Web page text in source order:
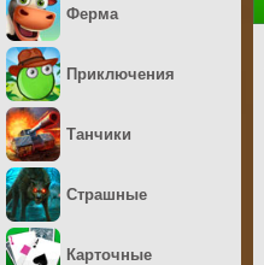
Ферма
Приключения
Танчики
Страшные
Карточные